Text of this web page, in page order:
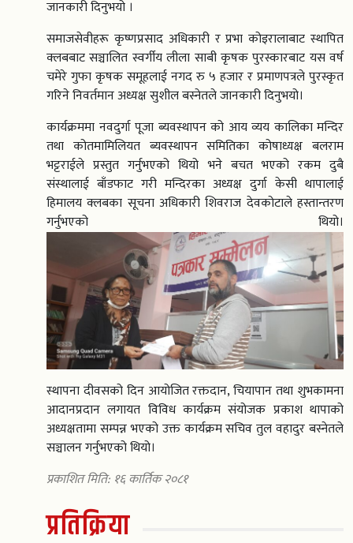
जानकारी दिनुभयो ।
समाजसेवीहरू कृष्णप्रसाद अधिकारी र प्रभा कोइरालाबाट स्थापित
क्लबबाट सञ्चालित स्वर्गीय लीला साबी कृषक पुरस्कारबाट यस वर्ष
चमेरे गुफा कृषक समूहलाई नगद रु ५ हजार र प्रमाणपत्रले पुरस्कृत
गरिने निवर्तमान अध्यक्ष सुशील बस्नेतले जानकारी दिनुभयो।
कार्यक्रममा नवदुर्गा पूजा ब्यवस्थापन को आय व्यय कालिका मन्दिर
तथा कोतमामिलियत ब्यवस्थापन समितिका कोषाध्यक्ष बलराम
भट्टराईले प्रस्तुत गर्नुभएको थियो भने बचत भएको रकम दुबै
संस्थालाई बाँडफाट गरी मन्दिरका अध्यक्ष दुर्गा केसी थापालाई
हिमालय क्लबका सूचना अधिकारी शिवराज देवकोटाले हस्तान्तरण
गर्नुभएको थियो।
स्थापना दीवसको दिन आयोजित रक्तदान, चियापान तथा शुभकामना
आदानप्रदान लगायत विविध कार्यक्रम संयोजक प्रकाश थापाको
अध्यक्षतामा सम्पन्न भएको उक्त कार्यक्रम सचिव तुल वहादुर बस्नेतले
सञ्चालन गर्नुभएको थियो।
प्रकाशित मिति: १६ कार्तिक २०८१
प्रतिक्रिया